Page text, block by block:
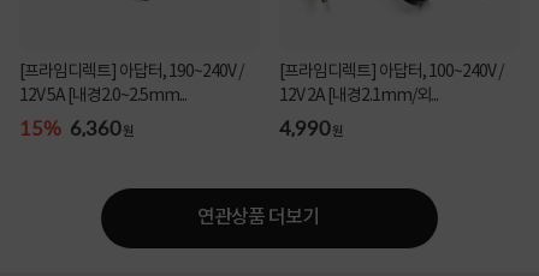
[프라임디렉트] 아답터, 190~240V /
12V 5A [내경2.0~2.5mm...
15% 6,360원
[프라임디렉트] 아답터, 100~240V /
12V 2A [내경2.1mm/외...
4,990원
연관상품 더보기